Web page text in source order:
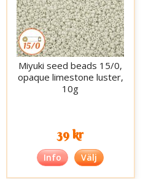
Miyuki seed beads 15/0,
opaque limestone luster,
10g
39 kr
Info Välj